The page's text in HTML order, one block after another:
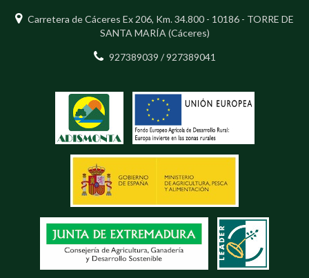
Carretera de Cáceres Ex 206, Km. 34.800 - 10186 - TORRE DE
SANTA MARÍA (Cáceres)
927389039 / 927389041